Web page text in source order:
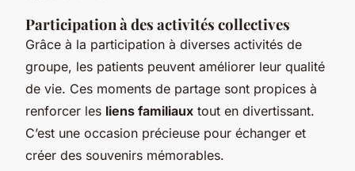
Participation à des activités collectives
Grâce à la participation à diverses activités de
groupe, les patients peuvent améliorer leur qualité
de vie. Ces moments de partage sont propices à
renforcer les liens familiaux tout en divertissant.
C’est une occasion précieuse pour échanger et
créer des souvenirs mémorables.